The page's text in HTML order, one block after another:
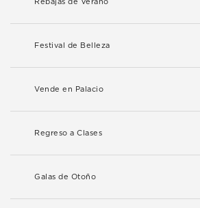
Rebajas de Verano
Festival de Belleza
Vende en Palacio
Regreso a Clases
Galas de Otoño